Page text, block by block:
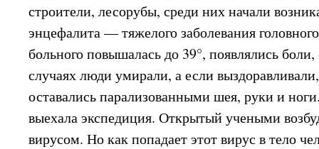
строители, лесорубы, среди них начали
энцефалита — тяжелого заболевания
больного повышалась до 39°, появлялись
случаях люди умирали, а если
оставались парализованными шея, руки и
выехала экспедиция. Открытый учеными
вирусом. Но как попадает этот вирус в тело